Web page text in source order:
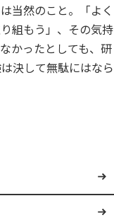
当然のこと。「よく
組もう」、その気持
かったとしても、研
決して無駄にはなら